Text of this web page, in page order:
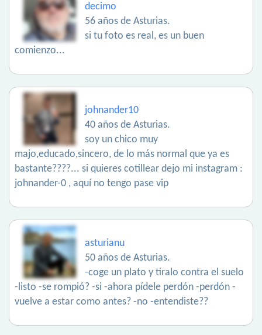
decimo
56 años de Asturias.
si tu foto es real, es un buen
comienzo...
johnander10
40 años de Asturias.
soy un chico muy
majo,educado,sincero, de lo más normal que ya es
bastante????... si quieres cotillear dejo mi instagram :
johnander-0 , aquí no tengo pase vip
asturianu
50 años de Asturias.
-coge un plato y tíralo contra el suelo
-listo -se rompió? -si -ahora pídele perdón -perdón -
vuelve a estar como antes? -no -entendiste??